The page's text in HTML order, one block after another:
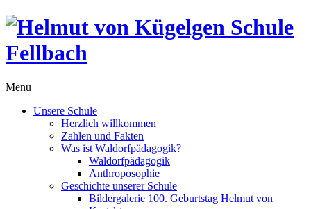
Menu
Unsere Schule
Herzlich willkommen
Zahlen und Fakten
Was ist Waldorfpädagogik?
Waldorfpädagogik
Anthroposophie
Geschichte unserer Schule
Bildergalerie 100. Geburtstag Helmut von